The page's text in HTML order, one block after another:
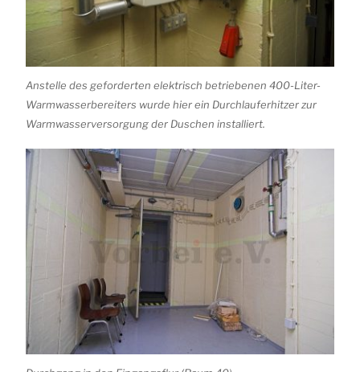
Anstelle des geforderten elektrisch betriebenen 400-Liter-
Warmwasserbereiters wurde hier ein Durchlauferhitzer zur
Warmwasserversorgung der Duschen installiert.